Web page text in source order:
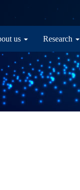
navigation
us Research